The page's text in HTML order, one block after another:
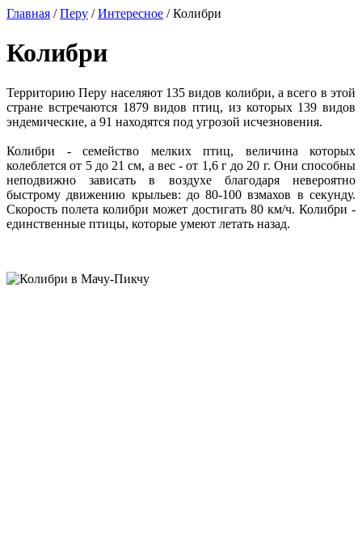
Главная /Перу /Интересное /Колибри
Колибри
Территорию Перу населяют 135 видов колибри, а всего в этой
стране встречаются 1879 видов птиц, из которых 139 видов
эндемические, а 91 находятся под угрозой исчезновения.
Колибри - семейство мелких птиц, величина которых
колеблется от 5 до 21 см, а вес - от 1,6 г до 20 г. Они способны
неподвижно зависать в воздухе благодаря невероятно
быстрому движению крыльев: до 80-100 взмахов в секунду.
Скорость полета колибри может достигать 80 км/ч. Колибри -
единственные птицы, которые умеют летать назад.